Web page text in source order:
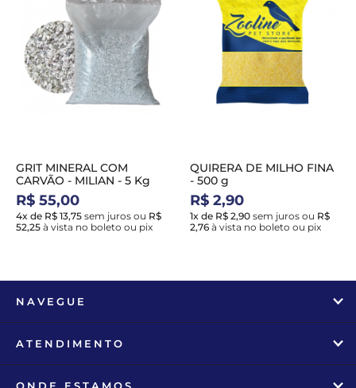
GRIT MINERAL COM
CARVÃO - MILIAN - 5 Kg
R$ 55,00
4x de R$ 13,75 sem juros ou R$
52,25 à vista no boleto ou pix
QUIRERA DE MILHO FINA
- 500 g
R$ 2,90
1x de R$ 2,90 sem juros ou R$
2,76 à vista no boleto ou pix
NAVEGUE
ATENDIMENTO